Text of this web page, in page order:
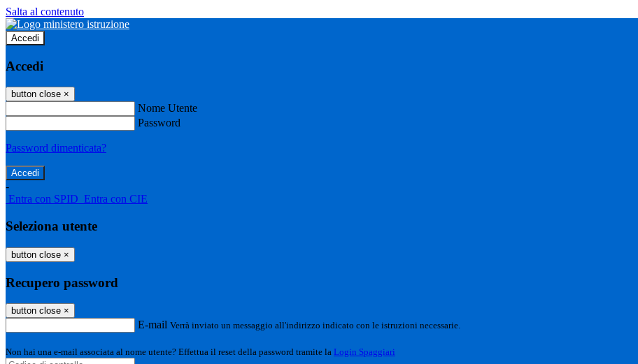
Salta al contenuto
Accedi
Accedi
button close ×
Nome Utente
Password
Password dimenticata?
-
Entra con SPID Entra con CIE
Seleziona utente
button close ×
Recupero password
button close ×
E-mail Verrà inviato un messaggio all'indirizzo indicato con le istruzioni necessarie.
Non hai una e-mail associata al nome utente? Effettua il reset della password tramite la Login Spaggiari